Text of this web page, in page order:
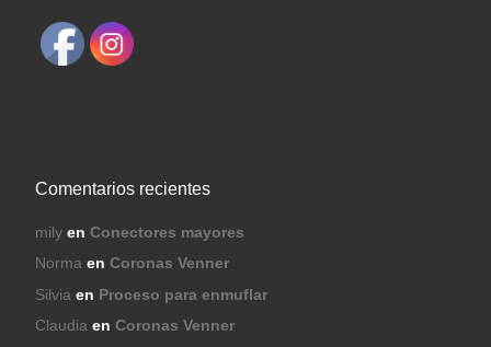
Comentarios recientes
milyen Conectores mayores
Normaen Coronas Venner
Silvia en Proceso para enmuflar
Claudiaen Coronas Venner